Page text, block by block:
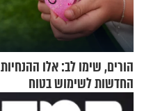
הורים, שימו לב: אלו ההנחיות
החדשות לשימוש בטוח
בסקווישי לאחר מקרי אשפוז